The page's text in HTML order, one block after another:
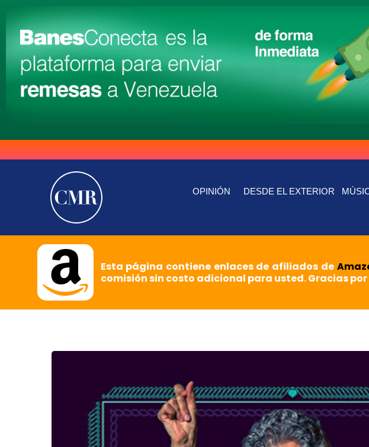
OPINIÓN DESDE EL EXTERIOR
Esta página contiene enlaces de afiliados de
comisión sin costo adicional para usted. Gracias